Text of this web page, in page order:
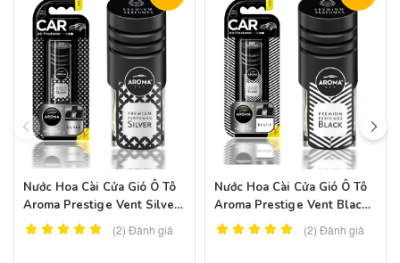
Nước Hoa Cài Cửa Gió Ô Tô
Aroma Prestige Vent Silver
– Pháp
(2)Đánh giá
Nước Hoa Cài Cửa Gió Ô Tô
Aroma Prestige Vent Black
– Pháp
(2)Đánh giá